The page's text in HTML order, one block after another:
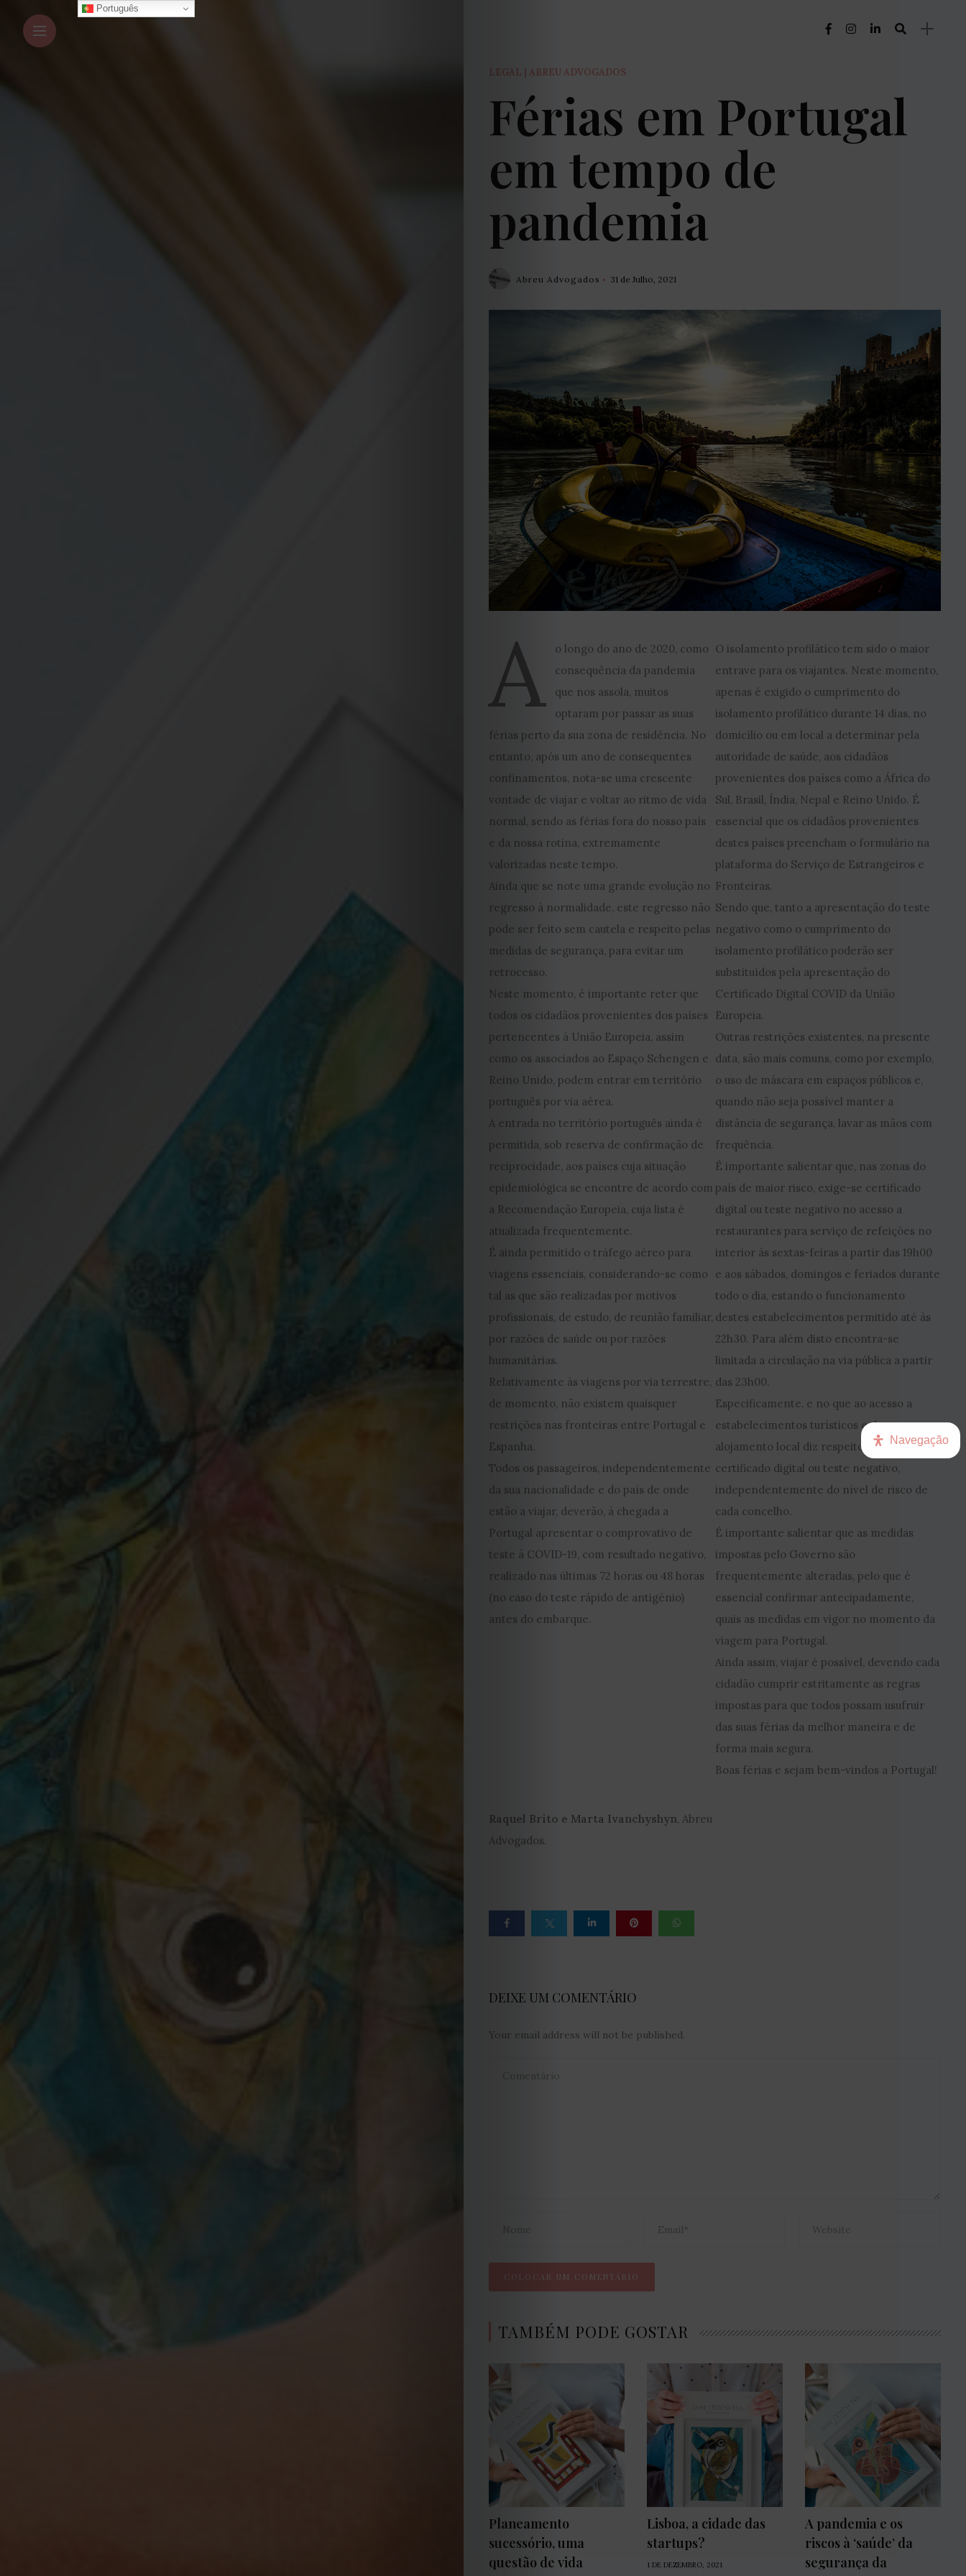
EDIÇÃO
DE
JULHO
2026
2025
2024
2023
2022
2021
Obras
de
de
Termos
Condições
Política
LEGAL | ABREU ADVOGADOS
Férias em Portugal
em tempo de
pandemia
Abreu Advogados 31 de Julho, 2021
A
o longo do ano de 2020, como
consequência da pandemia
que nos assola, muitos
optaram por passar as suas
férias perto da sua zona de residência. No
entanto, após um ano de consequentes
confinamentos, nota-se uma crescente
vontade de viajar e voltar ao ritmo de vida
normal, sendo as férias fora do nosso país
e da nossa rotina, extremamente
valorizadas neste tempo.
Ainda que se note uma grande evolução no
regresso à normalidade, este regresso não
pode ser feito sem cautela e respeito pelas
medidas de segurança, para evitar um
retrocesso.
Neste momento, é importante reter que
todos os cidadãos provenientes dos países
pertencentes à União Europeia, assim
como os associados ao Espaço Schengen e
Reino Unido, podem entrar em território
português por via aérea.
A entrada no território português ainda é
permitida, sob reserva de confirmação de
reciprocidade, aos países cuja situação
epidemiológica se encontre de acordo com
a Recomendação Europeia, cuja lista é
atualizada frequentemente.
É ainda permitido o tráfego aéreo para
viagens essenciais, considerando-se como
tal as que são realizadas por motivos
profissionais, de estudo, de reunião familiar,
por razões de saúde ou por razões
humanitárias.
Relativamente às viagens por via terrestre,
de momento, não existem quaisquer
restrições nas fronteiras entre Portugal e
Espanha.
Todos os passageiros, independentemente
da sua nacionalidade e do país de onde
estão a viajar, deverão, à chegada a
Portugal apresentar o comprovativo de
teste à COVID-19, com resultado negativo,
realizado nas últimas 72 horas ou 48 horas
(no caso do teste rápido de antigénio)
antes do embarque.
O isolamento profilático tem sido o maior
entrave para os viajantes. Neste momento,
apenas é exigido o cumprimento do
isolamento profilático durante 14 dias, no
domicílio ou em local a determinar pela
autoridade de saúde, aos cidadãos
provenientes dos países como a África do
Sul, Brasil, Índia, Nepal e Reino Unido. É
essencial que os cidadãos provenientes
destes países preencham o formulário na
plataforma do Serviço de Estrangeiros e
Fronteiras.
Sendo que, tanto a apresentação do teste
negativo como o cumprimento do
isolamento profilático poderão ser
substituídos pela apresentação do
Certificado Digital COVID da União
Europeia.
Outras restrições existentes, na presente
data, são mais comuns, como por exemplo,
o uso de máscara em espaços públicos e,
quando não seja possível manter a
distância de segurança, lavar as mãos com
frequência.
É importante salientar que, nas zonas do
país de maior risco, exige-se certificado
digital ou teste negativo no acesso a
restaurantes para serviço de refeições no
interior às sextas-feiras a partir das 19h00
e aos sábados, domingos e feriados durante
todo o dia, estando o funcionamento
destes estabelecimentos permitido até às
22h30. Para além disto encontra-se
limitada a circulação na via pública a partir
das 23h00.
Especificamente, e no que ao acesso a
estabelecimentos turísticos e de
alojamento local diz respeito, é exigido
certificado digital ou teste negativo,
independentemente do nível de risco de
cada concelho.
É importante salientar que as medidas
impostas pelo Governo são
frequentemente alteradas, pelo que é
essencial confirmar antecipadamente,
quais as medidas em vigor no momento da
viagem para Portugal.
Ainda assim, viajar é possível, devendo cada
cidadão cumprir estritamente as regras
impostas para que todos possam usufruir
das suas férias da melhor maneira e de
forma mais segura.
Boas férias e sejam bem-vindos a Portugal!
Raquel Brito e Marta Ivanchyshyn, Abreu
Advogados.
DEIXE UM COMENTÁRIO
Your email address will not be published.
TAMBÉM PODE GOSTAR
Planeamento
sucessório, uma
questão de vida
Lisboa, a cidade das
startups?
1 DE DEZEMBRO, 2021
A pandemia e os
riscos à ‘saúde’ da
segurança da
Português
Navegação